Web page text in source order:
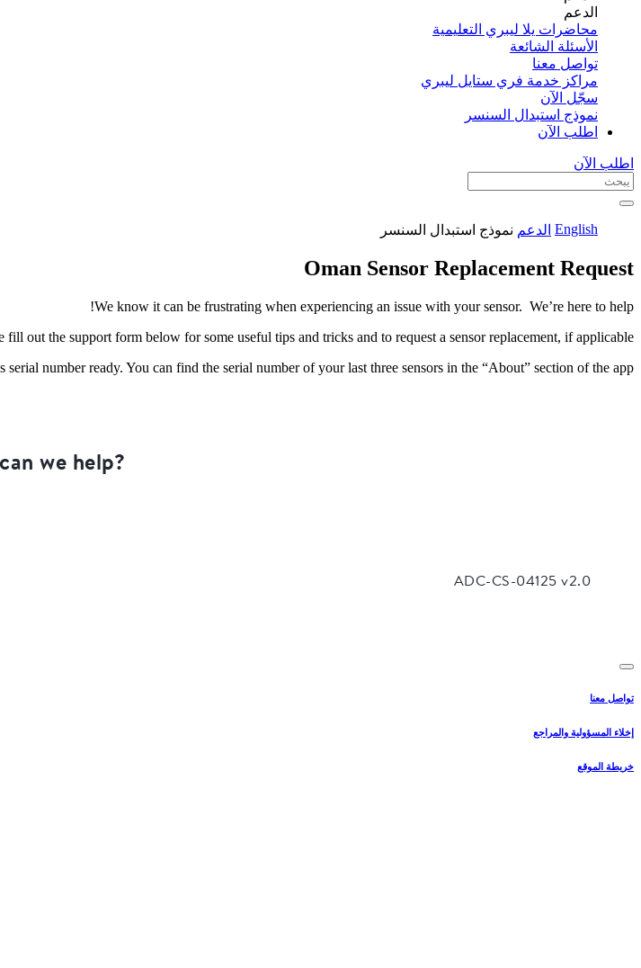
الدعم
محاضرات يلا ليبري التعليمية
الأسئلة الشائعة
تواصل معنا
مراكز خدمة فري ستايل ليبري
سجّل الآن​
نموذج استبدال السنسر
اطلب الآن
اطلب الآن
English الدعم نموذج استبدال السنسر
Oman Sensor Replacement Request
We know it can be frustrating when experiencing an issue with your sensor. We’re here to help!
fill out the support form below for some useful tips and tricks and to request a sensor replacement, if applicable.
serial number ready. You can find the serial number of your last three sensors in the “About” section of the app.
تواصل معنا
إخلاء المسؤولية والمراجع
خريطة الموقع